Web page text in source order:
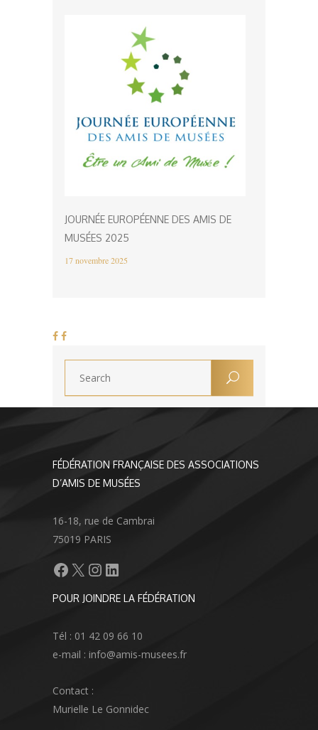
JOURNÉE EUROPÉENNE DES AMIS DE
MUSÉES 2025
17 novembre 2025
FÉDÉRATION FRANÇAISE DES ASSOCIATIONS
D’AMIS DE MUSÉES
16-18, rue de Cambrai
75019 PARIS
Facebook
X Instagram
LinkedIn
POUR JOINDRE LA FÉDÉRATION
Tél : 01 42 09 66 10
e-mail : info@amis-musees.fr
Contact :
Murielle Le Gonnidec